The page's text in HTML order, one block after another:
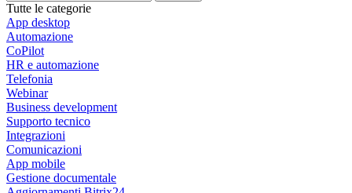
Tutte le categorie
App desktop
Automazione
CoPilot
HR e automazione
Telefonia
Webinar
Business development
Supporto tecnico
Integrazioni
Comunicazioni
App mobile
Gestione documentale